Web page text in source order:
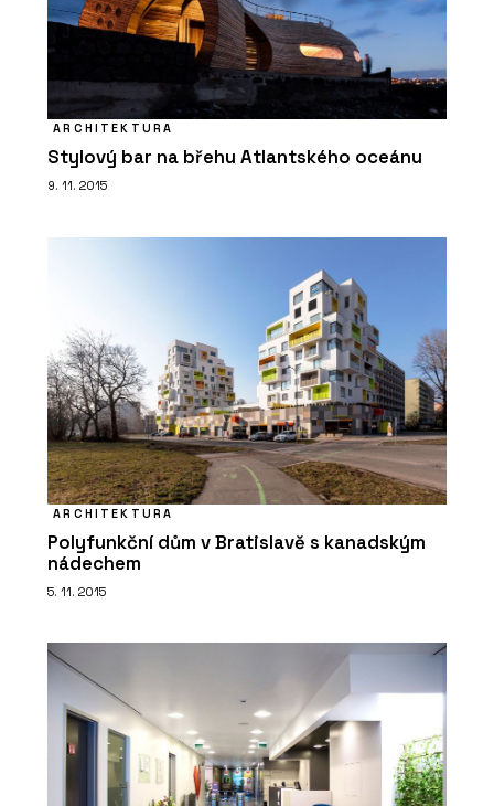
ARCHITEKTURA
Stylový bar na břehu Atlantského oceánu
9. 11. 2015
ARCHITEKTURA
Polyfunkční dům v Bratislavě s kanadským
nádechem
5. 11. 2015